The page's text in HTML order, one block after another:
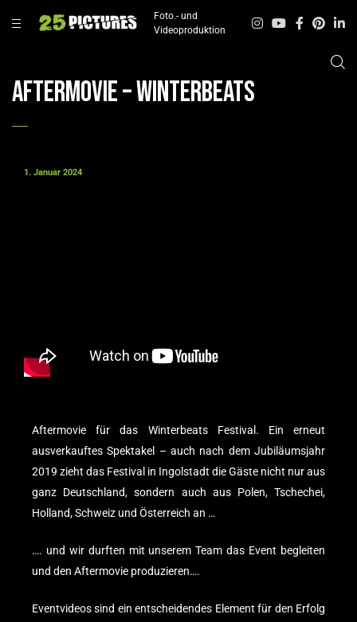
Foto.- und
Videoproduktion
Aftermovie – WinterBeats
1. Januar 2024
Aftermovie für das Winterbeats Festival. Ein erneut
ausverkauftes Spektakel – auch nach dem Jubiläumsjahr
2019 zieht das Festival in Ingolstadt die Gäste nicht nur aus
ganz Deutschland, sondern auch aus Polen, Tschechei,
Holland, Schweiz und Österreich an …
…. und wir durften mit unserem Team das Event begleiten
und den Aftermovie produzieren….
Eventvideos sind ein entscheidendes Element für den Erfolg